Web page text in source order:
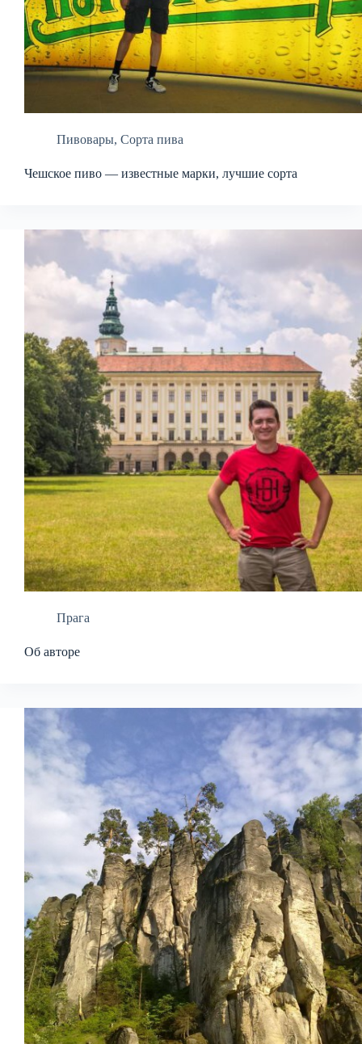
Пивовары, Сорта пива
Чешское пиво — известные марки, лучшие сорта
Прага
Об авторе